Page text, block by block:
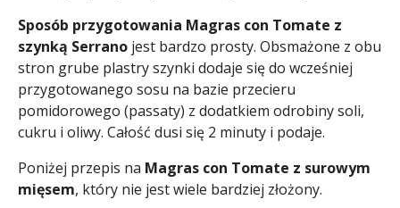
Sposób przygotowania Magras con Tomate z
szynką Serrano jest bardzo prosty. Obsmażone z obu
stron grube plastry szynki dodaje się do wcześniej
przygotowanego sosu na bazie przecieru
pomidorowego (passaty) z dodatkiem odrobiny soli,
cukru i oliwy. Całość dusi się 2 minuty i podaje.
Poniżej przepis na Magras con Tomate z surowym
mięsem, który nie jest wiele bardziej złożony.